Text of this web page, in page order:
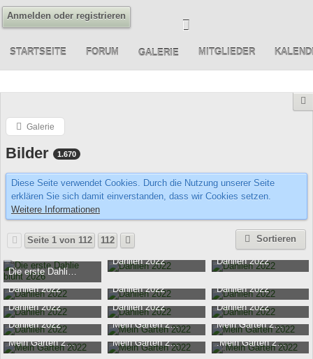
Anmelden oder registrieren
STARTSEITE FORUM GALERIE MITGLIEDER
Galerie
Bilder 1.670
Diese Seite verwendet Cookies. Durch die Nutzung unserer Seite
erklären Sie sich damit einverstanden, dass wir Cookies setzen.
Weitere Informationen
Seite 1 von 112 112 Sortieren
Die erste Dahlie blüht 2026
Ernst-23. Juli 2026
516
0
Dahlien 2022
Tatyana-14. September 2022
Dahlien 2022
Tatyana-14. September
Dahlien 2022
Tatyana-14. September 2022
149.148
Dahlien 2022
Tatyana-14. September 2022
10.390
0
Dahlien 2022
Tatyana-14. September
9.920
0
Dahlien 2022
Tatyana-14. September 2022
10.100
0
Dahlien 2022
Tatyana-14. September 2022
9.778
0
Dahlien 2022
Tatyana-14. September
10.412
0
Dahlien 2022
Tatyana-14. September 2022
11.077
0
Mein Garten 2022
Tatyana-27. Juni 2022
9.548
0
Mein Garten 2022
Tatyana-27. Juni 2022
9.662
0
Mein Garten 2022
Tatyana-27. Juni 2022
Mein Garten 2022
Tatyana-27. Juni 2022
.Mein Garten 2022
Tatyana-27. Juni 2022